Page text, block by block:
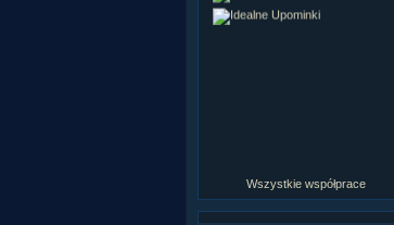
Wszystkie współprace